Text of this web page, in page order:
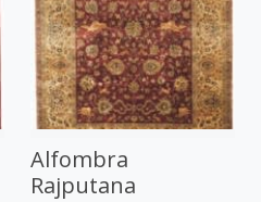
Alfombra
Rajputana